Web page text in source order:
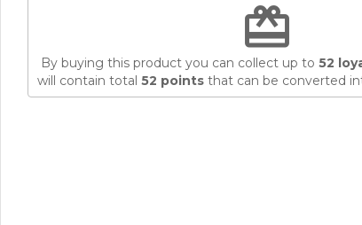
redeem
By buying this product you can collect up to 52
will contain total 52 points that can be converted